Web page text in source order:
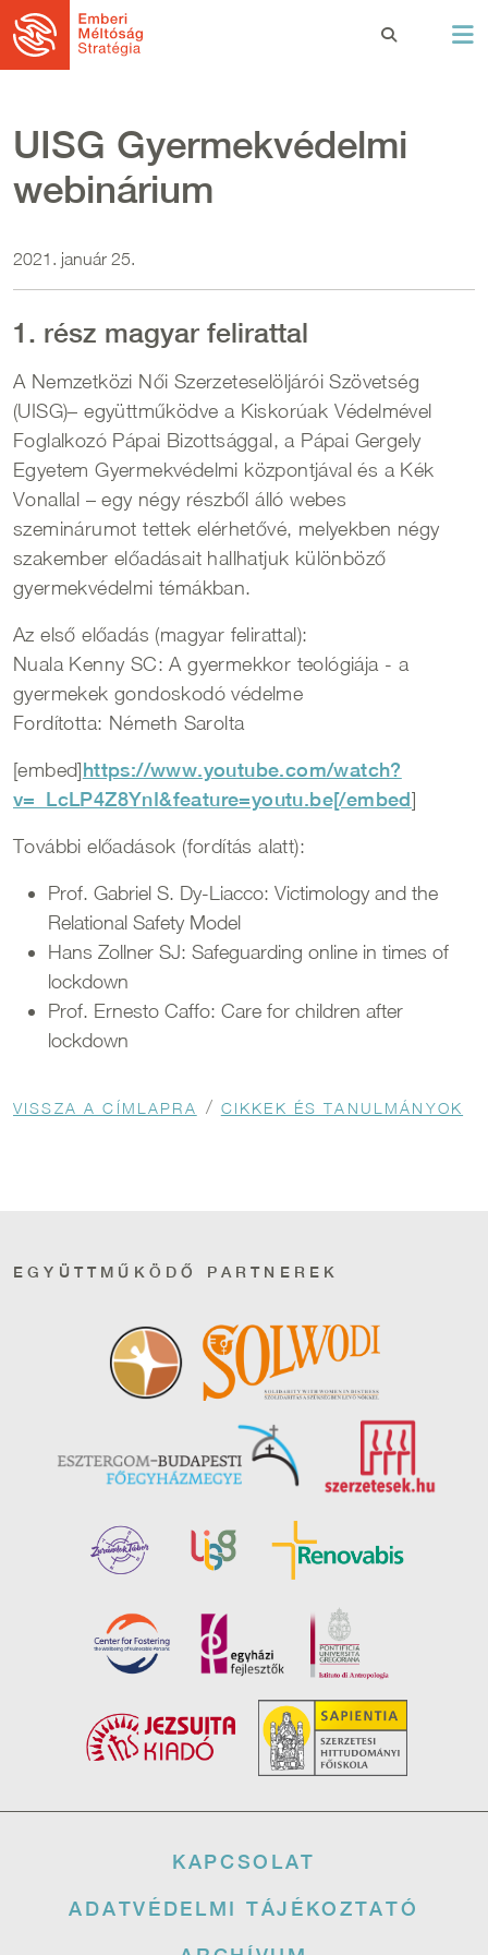
Ugrás a tartalomra
UISG Gyermekvédelmi
webinárium
2021. január 25.
1. rész magyar felirattal
A Nemzetközi Női Szerzeteselöljárói Szövetség
(UISG)– együttműködve a Kiskorúak Védelmével
Foglalkozó Pápai Bizottsággal, a Pápai Gergely
Egyetem Gyermekvédelmi központjával és a Kék
Vonallal – egy négy részből álló webes
szeminárumot tettek elérhetővé, melyekben négy
szakember előadásait hallhatjuk különböző
gyermekvédelmi témákban.
Az első előadás (magyar felirattal):
Nuala Kenny SC: A gyermekkor teológiája - a
gyermekek gondoskodó védelme
Fordította: Németh Sarolta
[embed]https://www.youtube.com/watch?
v=_LcLP4Z8YnI&feature=youtu.be[/embed]
További előadások (fordítás alatt):
Prof. Gabriel S. Dy-Liacco: Victimology and the
Relational Safety Model
Hans Zollner SJ: Safeguarding online in times of
lockdown
Prof. Ernesto Caffo: Care for children after
lockdown
Morzsa
VISSZA A CÍMLAPRA CIKKEK ÉS TANULMÁNYOK
EGYÜTTMŰKÖDŐ PARTNEREK
KAPCSOLAT
ADATVÉDELMI TÁJÉKOZTATÓ